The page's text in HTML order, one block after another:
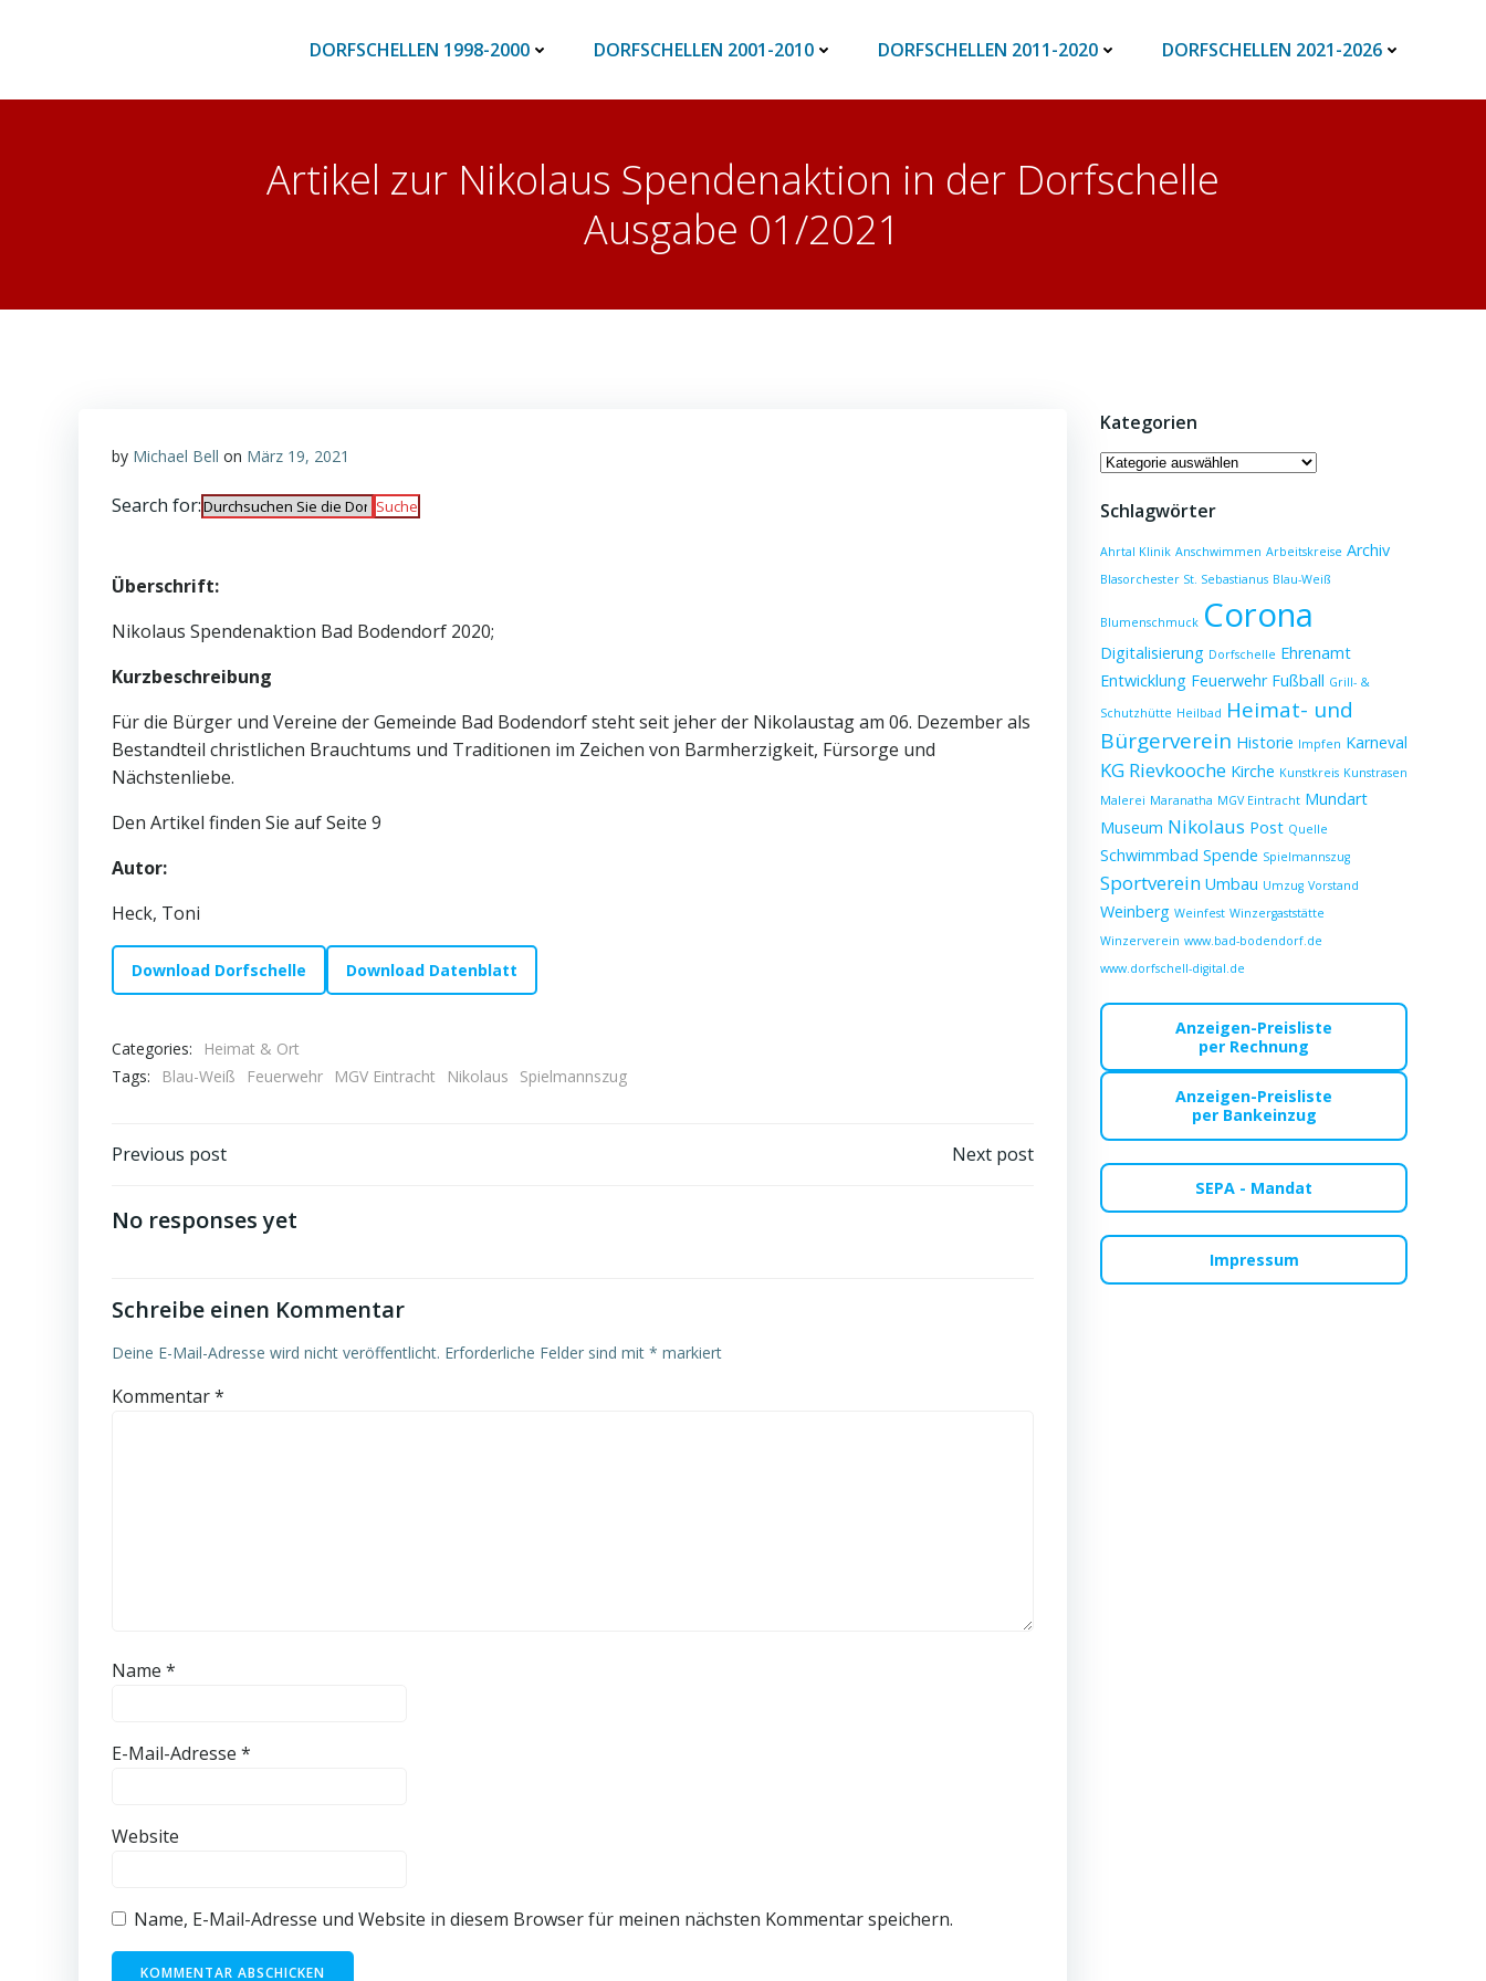
DORFSCHELLEN 1998-2000 DORFSCHELLEN 2001-2010 DORFSCHELLEN 2011-2020 DORFSCHELLEN 2021-2026
Artikel zur Nikolaus Spendenaktion in der Dorfschelle
Ausgabe 01/2021
by Michael Bell on März 19, 2021
Search for:
Überschrift:
Nikolaus Spendenaktion Bad Bodendorf 2020;
Kurzbeschreibung
Für die Bürger und Vereine der Gemeinde Bad Bodendorf steht seit jeher der Nikolaustag am 06. Dezember als
Bestandteil christlichen Brauchtums und Traditionen im Zeichen von Barmherzigkeit, Fürsorge und
Nächstenliebe.
Den Artikel finden Sie auf Seite 9
Autor:
Heck, Toni
Download Dorfschelle Download Datenblatt
Categories:
Heimat & Ort
Tags:
Blau-Weiß Feuerwehr MGV Eintracht Nikolaus Spielmannszug
Post
navigation
Previous post Next post
No responses yet
Schreibe einen Kommentar
Deine E-Mail-Adresse wird nicht veröffentlicht. Erforderliche Felder sind mit * markiert
Kommentar*
Name *
E-Mail-Adresse *
Website
Name, E-Mail-Adresse und Website in diesem Browser für meinen nächsten Kommentar speichern.
Kategorien
Kategorien
Schlagwörter
Ahrtal Klinik Anschwimmen Arbeitskreise Archiv
Blasorchester St. Sebastianus Blau-Weiß
Blumenschmuck Corona
Digitalisierung Dorfschelle Ehrenamt
Entwicklung Feuerwehr Fußball Grill- &
Schutzhütte Heilbad Heimat- und
Bürgerverein Historie Impfen Karneval
KG Rievkooche Kirche Kunstkreis Kunstrasen
Malerei Maranatha MGV Eintracht Mundart
Museum Nikolaus Post Quelle
Schwimmbad Spende Spielmannszug
Sportverein Umbau Umzug Vorstand
Weinberg Weinfest Winzergaststätte
Winzerverein www.bad-bodendorf.de
www.dorfschell-digital.de
Anzeigen-Preisliste
per Rechnung
Anzeigen-Preisliste
per Bankeinzug
SEPA - Mandat
Impressum